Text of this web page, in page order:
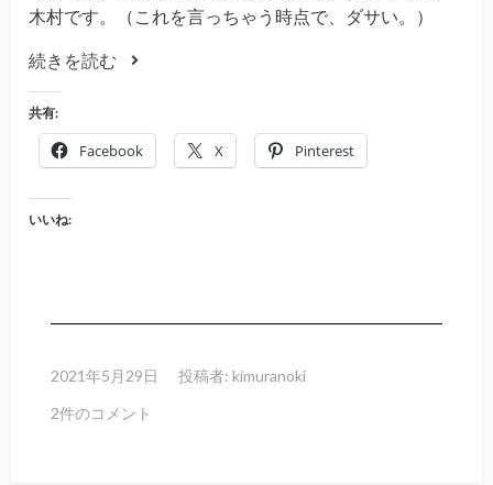
木村です。（これを言っちゃう時点で、ダサい。）
続きを読む
共有:
Facebook X Pinterest
いいね:
2021年5月29日 投稿者: kimuranoki
2件のコメント